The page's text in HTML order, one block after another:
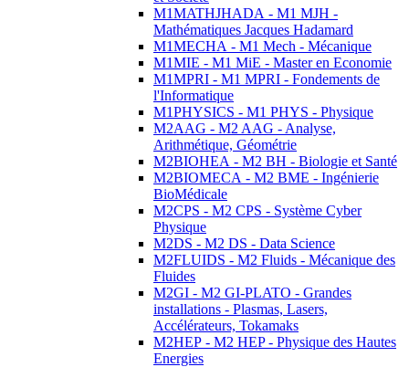
M1MATHJHADA - M1 MJH -
Mathématiques Jacques Hadamard
M1MECHA - M1 Mech - Mécanique
M1MIE - M1 MiE - Master en Economie
M1MPRI - M1 MPRI - Fondements de
l'Informatique
M1PHYSICS - M1 PHYS - Physique
M2AAG - M2 AAG - Analyse,
Arithmétique, Géométrie
M2BIOHEA - M2 BH - Biologie et Santé
M2BIOMECA - M2 BME - Ingénierie
BioMédicale
M2CPS - M2 CPS - Système Cyber
Physique
M2DS - M2 DS - Data Science
M2FLUIDS - M2 Fluids - Mécanique des
Fluides
M2GI - M2 GI-PLATO - Grandes
installations - Plasmas, Lasers,
Accélérateurs, Tokamaks
M2HEP - M2 HEP - Physique des Hautes
Energies